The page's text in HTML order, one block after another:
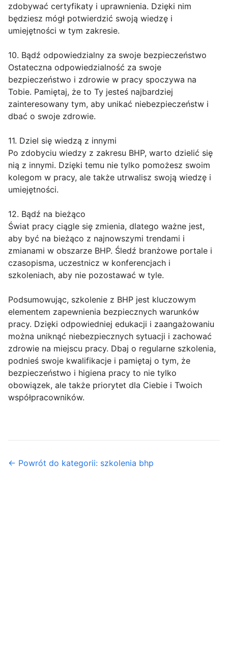
zdobywać certyfikaty i uprawnienia. Dzięki nim
będziesz mógł potwierdzić swoją wiedzę i
umiejętności w tym zakresie.
10. Bądź odpowiedzialny za swoje bezpieczeństwo
Ostateczna odpowiedzialność za swoje
bezpieczeństwo i zdrowie w pracy spoczywa na
Tobie. Pamiętaj, że to Ty jesteś najbardziej
zainteresowany tym, aby unikać niebezpieczeństw i
dbać o swoje zdrowie.
11. Dziel się wiedzą z innymi
Po zdobyciu wiedzy z zakresu BHP, warto dzielić się
nią z innymi. Dzięki temu nie tylko pomożesz swoim
kolegom w pracy, ale także utrwalisz swoją wiedzę i
umiejętności.
12. Bądź na bieżąco
Świat pracy ciągle się zmienia, dlatego ważne jest,
aby być na bieżąco z najnowszymi trendami i
zmianami w obszarze BHP. Śledź branżowe portale i
czasopisma, uczestnicz w konferencjach i
szkoleniach, aby nie pozostawać w tyle.
Podsumowując, szkolenie z BHP jest kluczowym
elementem zapewnienia bezpiecznych warunków
pracy. Dzięki odpowiedniej edukacji i zaangażowaniu
można uniknąć niebezpiecznych sytuacji i zachować
zdrowie na miejscu pracy. Dbaj o regularne szkolenia,
podnieś swoje kwalifikacje i pamiętaj o tym, że
bezpieczeństwo i higiena pracy to nie tylko
obowiązek, ale także priorytet dla Ciebie i Twoich
współpracowników.
← Powrót do kategorii: szkolenia bhp